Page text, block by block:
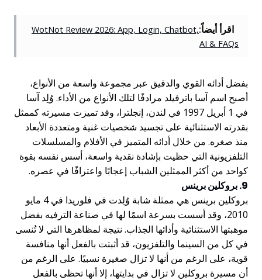
اقرأ أيضاً:WotNot Review 2026: App, Login, Chatbot,
AI & FAQs
بفضل أدائه القوي والدقيق عبر مجموعة واسعة من الأنواع،
أصبح اسم آسا باترفيلد مرادفًا لتلك الأنواع من الأداء. وُلِد آسا
في 1 أبريل 1997 في لندن، إنجلترا، وقد تميزت مسيرته كممثل
بقدرته الاستثنائية على تجسيد شخصيات غنية ومتعددة الأبعاد
منذ صغره. من خلال أدائه المتميز في الأفلام والمسلسلات
التلفزيونية التي حظيت بإشادة نقدية واسعة، أسس نفسه بقوة
كواحد من أكثر الممثلين الشباب إعجابًا واعترافًا في عصره.
9. بروكلين برينس
بروكلين برينس هي ممثلة شابة وُلِدت في فلوريدا في 4 مايو
2010، وقد أسست بسرعة اسمًا لها في صناعة الترفيه بفضل
موهبتها الاستثنائية وأدائها الجذاب. نتيجة لمظاهرها التي لا تُنسى
في كل من السينما والتلفزيون، قد أثبتت بالفعل أنها منافسة
قوية، على الرغم من أنها لا تزال صغيرة نسبيًا. على الرغم من
أن مسيرة بروكلين لا تزال في بدايتها، إلا أنها تحظى بالفعل